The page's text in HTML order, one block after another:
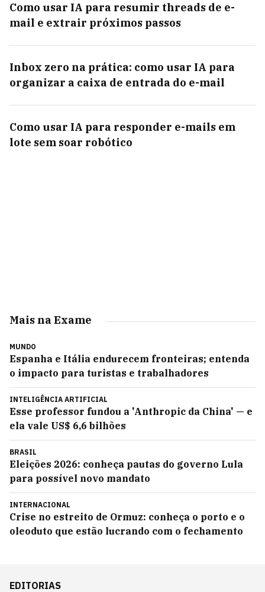
Como usar IA para resumir threads de e-
mail e extrair próximos passos
Inbox zero na prática: como usar IA para
organizar a caixa de entrada do e-mail
Como usar IA para responder e-mails em
lote sem soar robótico
Mais na Exame
MUNDO
Espanha e Itália endurecem fronteiras; entenda
o impacto para turistas e trabalhadores
INTELIGÊNCIA ARTIFICIAL
Esse professor fundou a 'Anthropic da China' — e
ela vale US$ 6,6 bilhões
BRASIL
Eleições 2026: conheça pautas do governo Lula
para possível novo mandato
INTERNACIONAL
Crise no estreito de Ormuz: conheça o porto e o
oleoduto que estão lucrando com o fechamento
EDITORIAS